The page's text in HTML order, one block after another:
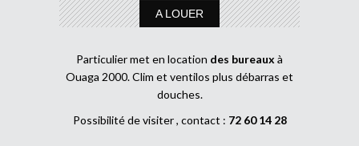
A LOUER
Particulier met en location des bureaux à
Ouaga 2000. Clim et ventilos plus débarras et
douches.
Possibilité de visiter , contact : 72 60 14 28